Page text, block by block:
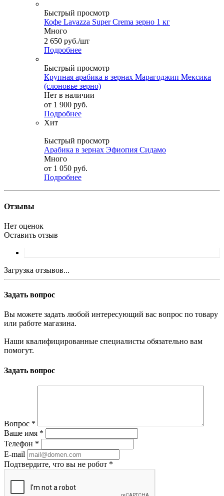
Быстрый просмотр
Кофе Lavazza Super Crema зерно 1 кг
Много
2 650 руб./шт
Подробнее
Быстрый просмотр
Крупная арабика в зернах Марагоджип Мексика
(слоновье зерно)
Нет в наличии
от 1 900 руб.
Подробнее
Хит
Быстрый просмотр
Арабика в зернах Эфиопия Сидамо
Много
от 1 050 руб.
Подробнее
Отзывы
Нет оценок
Оставить отзыв
Загрузка отзывов...
Задать вопрос
Вы можете задать любой интересующий вас вопрос по товару
или работе магазина.
Наши квалифицированные специалисты обязательно вам
помогут.
Задать вопрос
Вопрос *
Ваше имя *
Телефон *
E-mail
Подтвердите, что вы не робот *